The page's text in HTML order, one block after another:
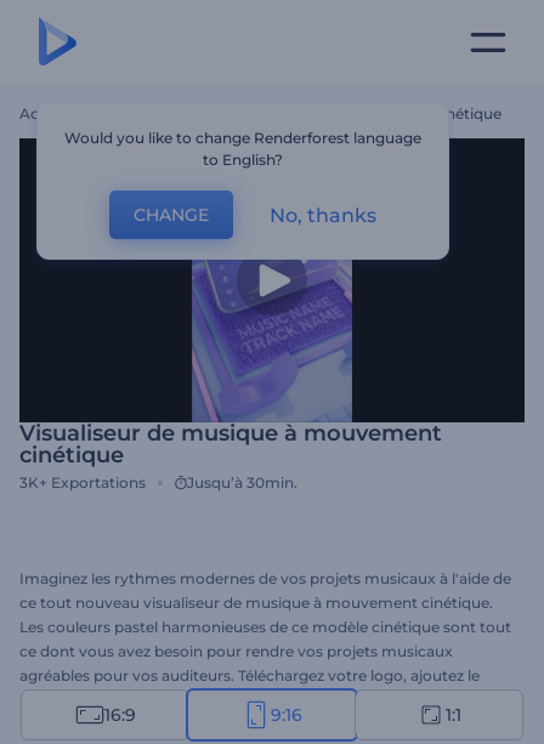
Accueil Visualiseur De Musique À Mouvement Cinétique
Visualiseur de musique à mouvement
cinétique
3K+ Exportations Jusqu’à 30min.
Imaginez les rythmes modernes de vos projets musicaux à l'aide de
ce tout nouveau visualiseur de musique à mouvement cinétique.
Les couleurs pastel harmonieuses de ce modèle cinétique sont tout
ce dont vous avez besoin pour rendre vos projets musicaux
agréables pour vos auditeurs. Téléchargez votre logo, ajoutez le
nom de votre morceau et préparez-vous à créer un visualiseur
professionnel en quelques clics. Parfait pour les sorties de single, les
16:9 9:16 1:1
Would you like to change Renderforest language
to English?
CHANGE No, thanks